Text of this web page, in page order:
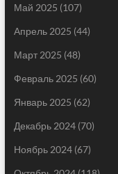
Май 2025 (107)
Апрель 2025 (44)
Март 2025 (48)
Февраль 2025 (60)
Январь 2025 (62)
Декабрь 2024(70)
Ноябрь 2024(67)